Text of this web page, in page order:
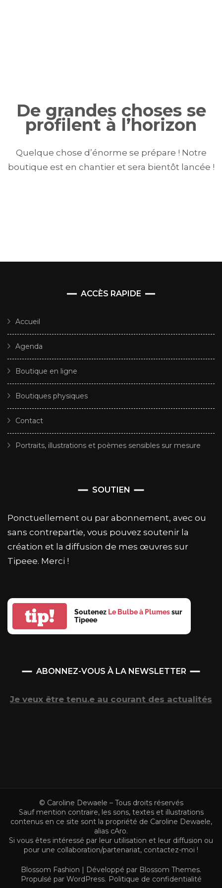
De grandes choses se
profilent à l’horizon
Quelque chose d’énorme se prépare ! Notre
boutique est en chantier et sera bientôt lancée !
ACCÈS RAPIDE
Accueil
Agenda
Boutique en ligne
Boutiques physiques
Contact
Portraits, illustrations et poèmes sensibles sur mesure
SOUTIEN
Ponctuellement ou par abonnement, avec ou
sans contrepartie, vous pouvez soutenir la
création et la diffusion de mes œuvres sur
Tipeee. Merci !
tip! Soutenez Le Bulbe à Plumessur
Tipeee
ABONNEZ-VOUS À LA NEWSLETTER
Je veux être tenu.e au courant des actualités
© Caroline Dewaele – Tous droits réservés
Sauf mention contraire, les sons, textes et illustrations
contenus en ce site sont la propriété de Caroline Dewaele,
alias cAro.
Si vous êtes intéressé par leur utilisation et leur diffusion ou
pour une collaboration/partenariat, contactez-moi !
Blossom Fashion | Développé par Blossom Themes.
Propulsé par WordPress. Politique de confidentialité